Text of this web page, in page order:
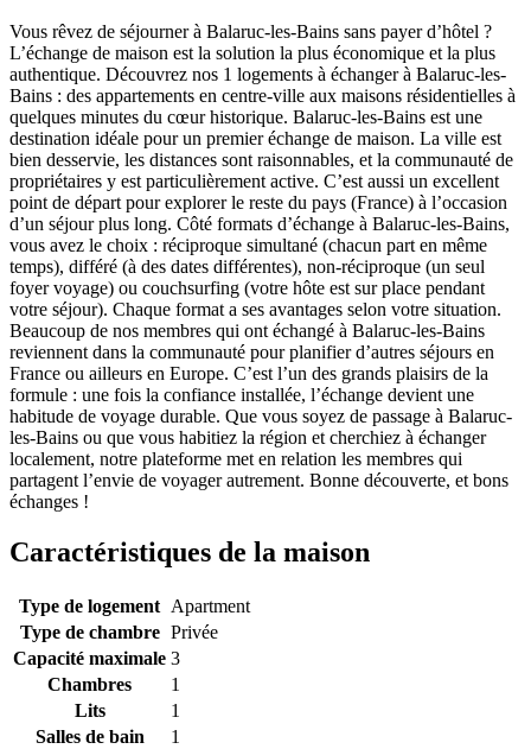
Vous rêvez de séjourner à Balaruc-les-Bains sans payer d’hôtel ?
L’échange de maison est la solution la plus économique et la plus
authentique. Découvrez nos 1 logements à échanger à Balaruc-les-
Bains : des appartements en centre-ville aux maisons résidentielles à
quelques minutes du cœur historique. Balaruc-les-Bains est une
destination idéale pour un premier échange de maison. La ville est
bien desservie, les distances sont raisonnables, et la communauté de
propriétaires y est particulièrement active. C’est aussi un excellent
point de départ pour explorer le reste du pays (France) à l’occasion
d’un séjour plus long. Côté formats d’échange à Balaruc-les-Bains,
vous avez le choix : réciproque simultané (chacun part en même
temps), différé (à des dates différentes), non-réciproque (un seul
foyer voyage) ou couchsurfing (votre hôte est sur place pendant
votre séjour). Chaque format a ses avantages selon votre situation.
Beaucoup de nos membres qui ont échangé à Balaruc-les-Bains
reviennent dans la communauté pour planifier d’autres séjours en
France ou ailleurs en Europe. C’est l’un des grands plaisirs de la
formule : une fois la confiance installée, l’échange devient une
habitude de voyage durable. Que vous soyez de passage à Balaruc-
les-Bains ou que vous habitiez la région et cherchiez à échanger
localement, notre plateforme met en relation les membres qui
partagent l’envie de voyager autrement. Bonne découverte, et bons
échanges !
Caractéristiques de la maison
Type de logement Apartment
Type de chambre Privée
Capacité maximale 3
Chambres
1
Lits
1
Salles de bain
1